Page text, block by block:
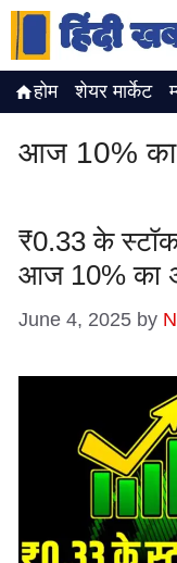
Skip
content
होम शेयर मार्केट
आज 10% का
₹0.33 के स्टॉक
आज 10% का
June 4, 2025 by